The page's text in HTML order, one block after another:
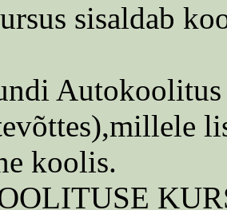
sisaldab
koolis.